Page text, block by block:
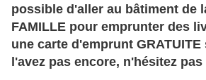
possible d'aller au bâtiment de
FAMILLE pour emprunter des
une carte d'emprunt
l'avez pas encore, n'hésitez pas